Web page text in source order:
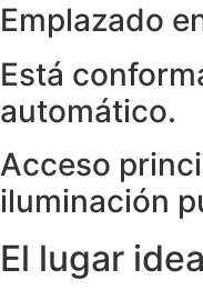
Emplazado
Está
automático.
Acceso
iluminación
El lugar